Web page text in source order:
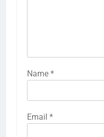
Name *
Email *